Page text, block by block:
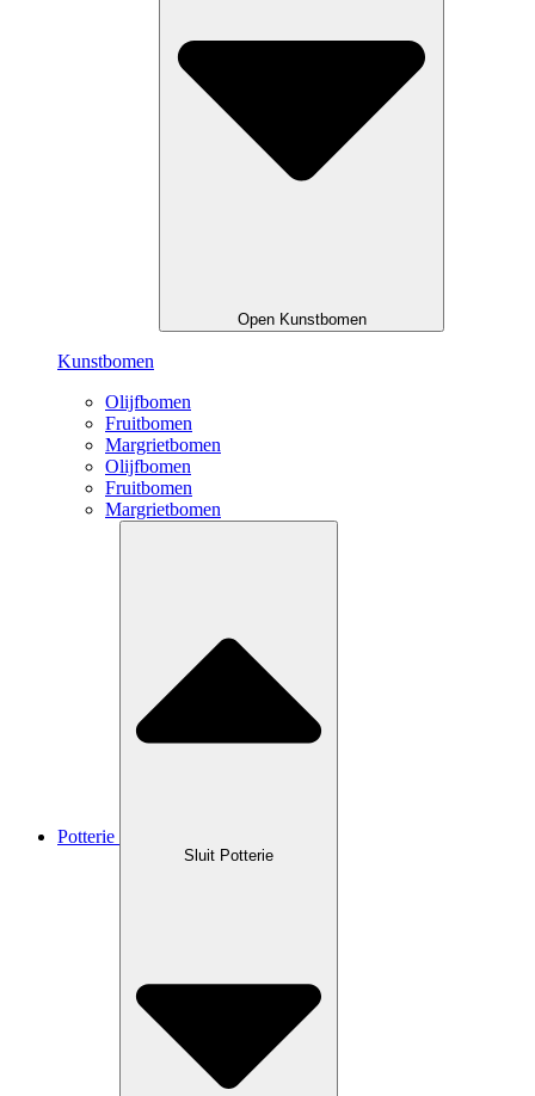
Open Kunstbomen
Kunstbomen
Olijfbomen
Fruitbomen
Margrietbomen
Olijfbomen
Fruitbomen
Margrietbomen
Potterie
Sluit Potterie